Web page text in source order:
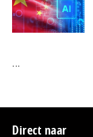
...
Footer
Direct naar